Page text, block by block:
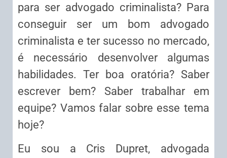
para ser advogado criminalista? Para
conseguir ser um bom advogado
criminalista e ter sucesso no mercado,
é necessário desenvolver algumas
habilidades. Ter boa oratória? Saber
escrever bem? Saber trabalhar em
equipe? Vamos falar sobre esse tema
hoje?
Eu sou a Cris Dupret, advogada